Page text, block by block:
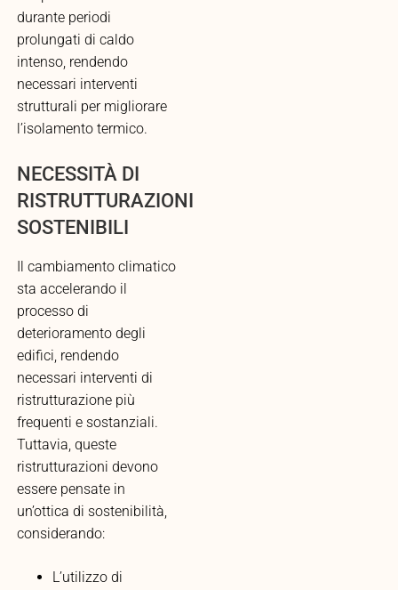
durante periodi
prolungati di caldo
intenso, rendendo
necessari interventi
strutturali per migliorare
l’isolamento termico.
NECESSITÀ DI
RISTRUTTURAZIONI
SOSTENIBILI
Il cambiamento climatico
sta accelerando il
processo di
deterioramento degli
edifici, rendendo
necessari interventi di
ristrutturazione più
frequenti e sostanziali.
Tuttavia, queste
ristrutturazioni devono
essere pensate in
un’ottica di sostenibilità,
considerando:
L’utilizzo di